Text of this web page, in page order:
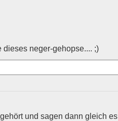
neger-gehopse.... ;)
und sagen dann gleich es